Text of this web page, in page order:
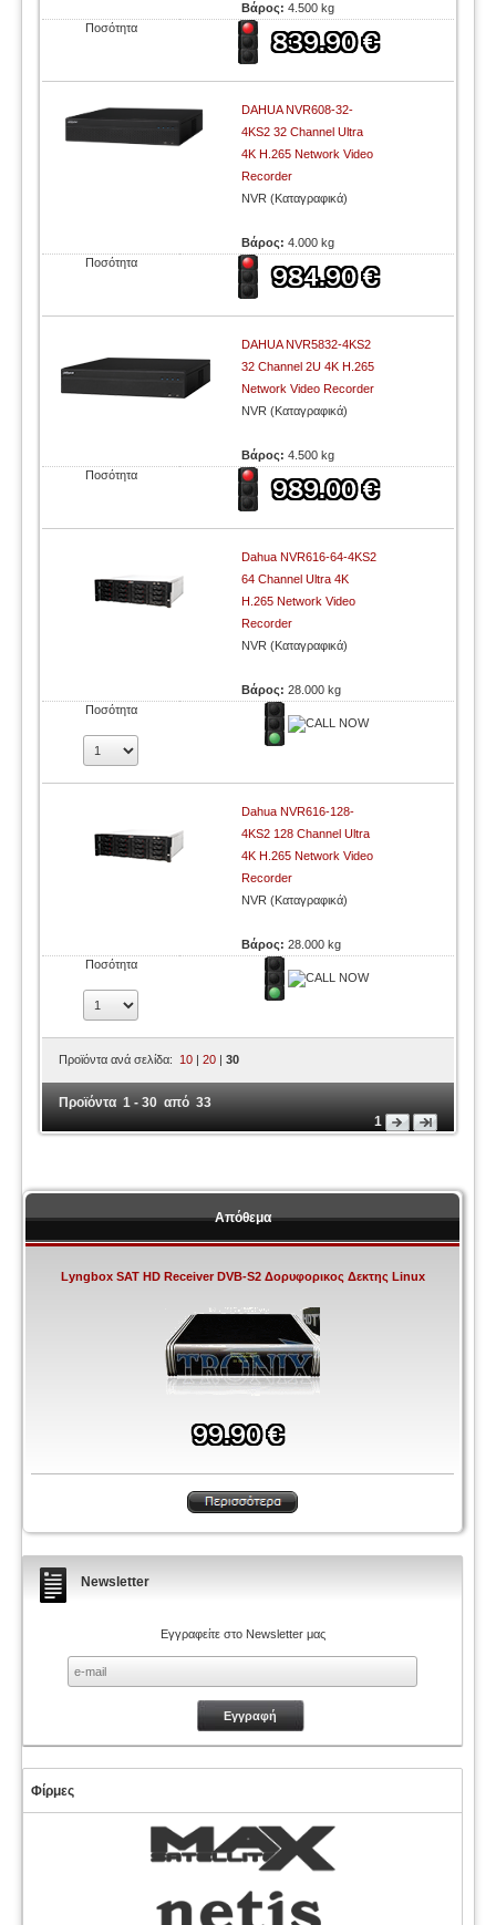
Βάρος:4.500 kg
Ποσότητα
DAHUA NVR608-32-
4KS2 32 Channel Ultra
4K H.265 Network Video
Recorder
NVR (Καταγραφικά)
Βάρος:4.000 kg
Ποσότητα
DAHUA NVR5832-4KS2
32 Channel 2U 4K H.265
Network Video Recorder
NVR (Καταγραφικά)
Βάρος:4.500 kg
Ποσότητα
Dahua NVR616-64-4KS2
64 Channel Ultra 4K
H.265 Network Video
Recorder
NVR (Καταγραφικά)
Βάρος:28.000 kg
Ποσότητα
Dahua NVR616-128-
4KS2 128 Channel Ultra
4K H.265 Network Video
Recorder
NVR (Καταγραφικά)
Βάρος:28.000 kg
Ποσότητα
Προϊόντα ανά σελίδα: 10 |20 |30
Προϊόντα 1 - 30 από 33
1
Απόθεμα
Lyngbox SAT HD Receiver DVB-S2 Δορυφορικος Δεκτης Linux
Newsletter
Εγγραφείτε στο Newsletter μας
Φίρμες